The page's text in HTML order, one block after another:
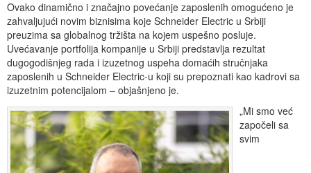
Ovako dinamično i značajno povećanje zaposlenih omogućeno je
zahvaljujući novim biznisima koje Schneider Electric u Srbiji
preuzima sa globalnog tržišta na kojem uspešno posluje.
Uvećavanje portfolija kompanije u Srbiji predstavlja rezultat
dugogodišnjeg rada i izuzetnog uspeha domaćih stručnjaka
zaposlenih u Schneider Electric-u koji su prepoznati kao kadrovi sa
izuzetnim potencijalom – objašnjeno je.
„Mi smo već
započeli sa
svim